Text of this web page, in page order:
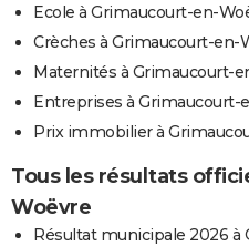
Ecole à Grimaucourt-en-
Crèches à Grimaucourt-en-
Maternités à Grimaucourt-
Entreprises à Grimaucourt-
Prix immobilier à
Tous les résultats
Woëvre
Résultat municipale 2026